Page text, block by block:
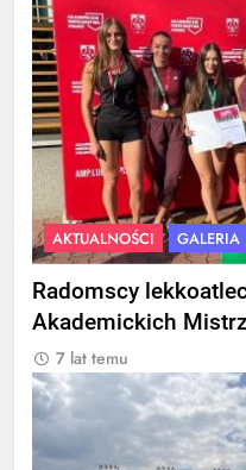
AKTUALNOŚCI GALERIA
Radomscy
Akademickich
7 lat temu